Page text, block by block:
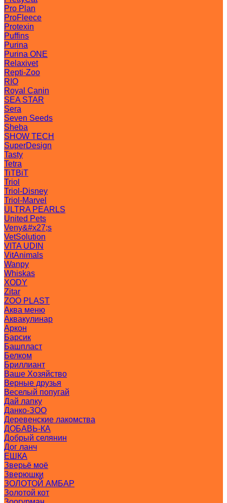
Pro Plan
ProFleece
Protexin
Puffins
Purina
Purina ONE
Relaxivet
Repti-Zoo
RIO
Royal Canin
SEA STAR
Sera
Seven Seeds
Sheba
SHOW TECH
SuperDesign
Tasty
Tetra
TiTBiT
Triol
Triol-Disney
Triol-Marvel
ULTRA PEARLS
United Pets
Veny&#x27;s
VetSolution
VITA UDIN
VitAnimals
Wanpy
Whiskas
XODY
Zitar
ZOO PLAST
Аква меню
Аквакулинар
Аркон
Барсик
Башпласт
Белком
Бриллиант
Ваше Хозяйство
Верные друзья
Веселый попугай
Дай лапку
Данко-ЗОО
Деревенские лакомства
ДОБАВЬ-КА
Добрый селянин
Дог ланч
ЕШКА
Зверьё моё
Зверюшки
ЗОЛОТОЙ АМБАР
Золотой кот